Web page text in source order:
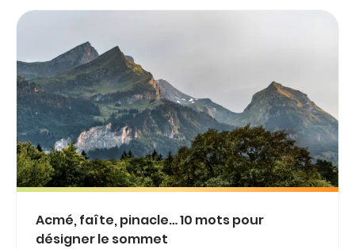
Acmé, faîte, pinacle… 10 mots pour
désigner le sommet